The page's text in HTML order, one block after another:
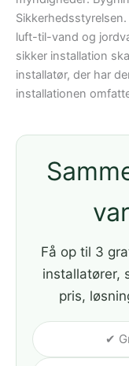
luft-til-vand og
sikker installation
installatør, der har
installationen
Få op til 3
installatører,
pris,
✔